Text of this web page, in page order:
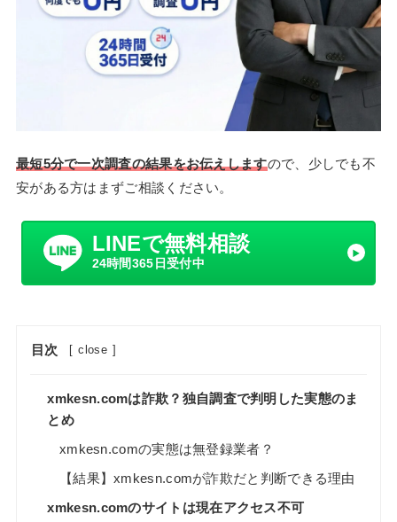
最短5分で一次調査の結果をお伝えしますので、少しでも不
安がある方はまずご相談ください。
LINEで無料相談
24時間365日受付中
目次 [ close ]
xmkesn.comは詐欺？独自調査で判明した実態のま
とめ
xmkesn.comの実態は無登録業者？
【結果】xmkesn.comが詐欺だと判断できる理由
xmkesn.comのサイトは現在アクセス不可